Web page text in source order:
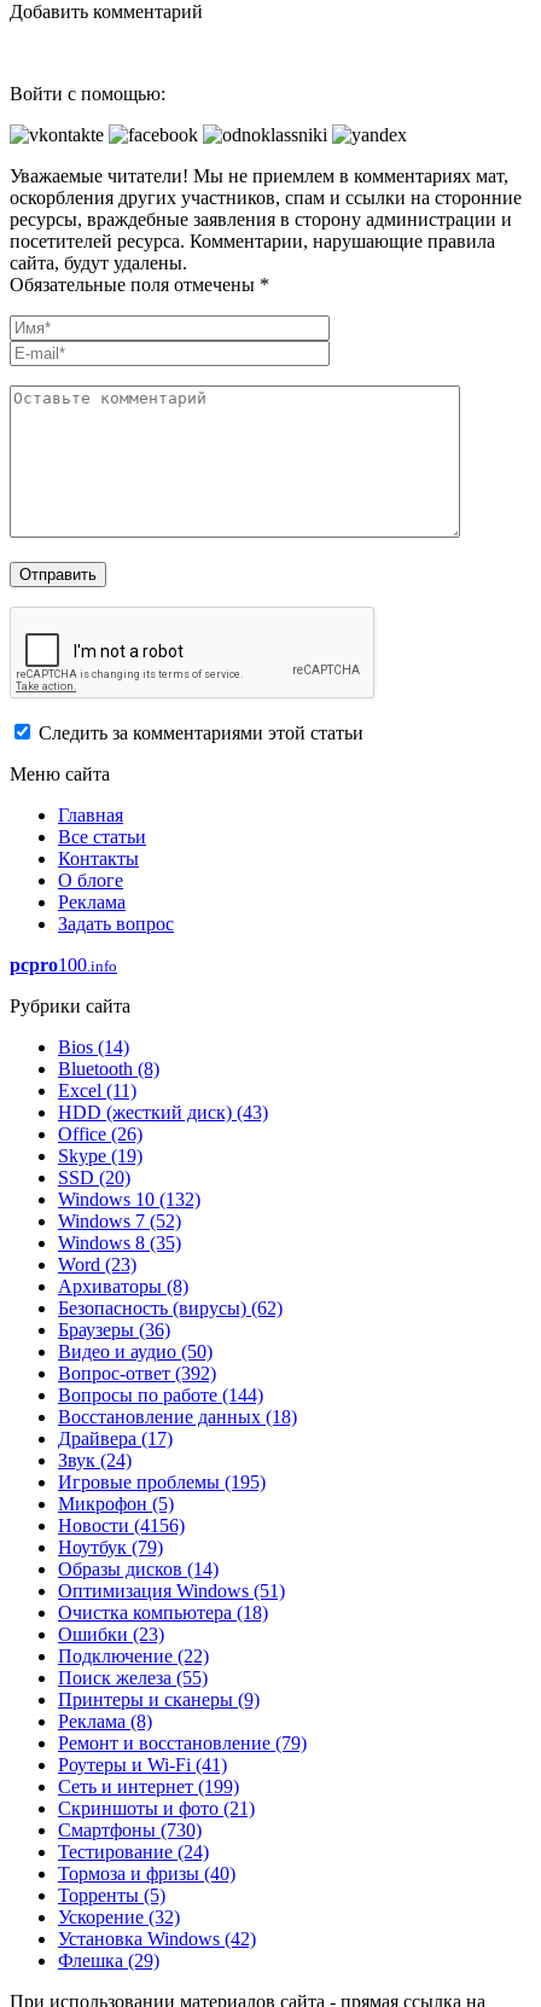
Добавить комментарий
Войти с помощью:
Уважаемые читатели! Мы не приемлем в комментариях мат,
оскорбления других участников, спам и ссылки на сторонние
ресурсы, враждебные заявления в сторону администрации и
посетителей ресурса. Комментарии, нарушающие правила
сайта, будут удалены.
Обязательные поля отмечены *
Следить за комментариями этой статьи
Меню сайта
Главная
Все статьи
Контакты
О блоге
Реклама
Задать вопрос
pcpro100.info
Рубрики сайта
Bios (14)
Bluetooth (8)
Excel (11)
HDD (жесткий диск) (43)
Office (26)
Skype (19)
SSD (20)
Windows 10 (132)
Windows 7 (52)
Windows 8 (35)
Word (23)
Архиваторы (8)
Безопасность (вирусы) (62)
Браузеры (36)
Видео и аудио (50)
Вопрос-ответ (392)
Вопросы по работе (144)
Восстановление данных (18)
Драйвера (17)
Звук (24)
Игровые проблемы (195)
Микрофон (5)
Новости (4156)
Ноутбук (79)
Образы дисков (14)
Оптимизация Windows (51)
Очистка компьютера (18)
Ошибки (23)
Подключение (22)
Поиск железа (55)
Принтеры и сканеры (9)
Реклама (8)
Ремонт и восстановление (79)
Роутеры и Wi-Fi (41)
Сеть и интернет (199)
Скриншоты и фото (21)
Смартфоны (730)
Тестирование (24)
Тормоза и фризы (40)
Торренты (5)
Ускорение (32)
Установка Windows (42)
Флешка (29)
При использовании материалов сайта - прямая ссылка на